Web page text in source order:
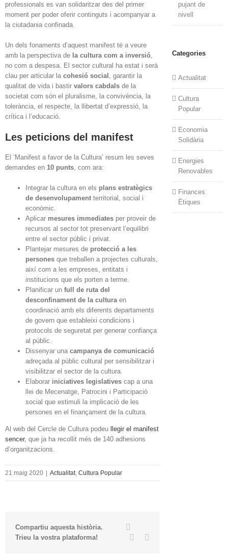
professionals es van solidaritzar des del primer
moment per poder oferir continguts i acompanyar a
la ciutadania confinada.
Un dels fonaments d’aquest manifest té a veure
amb la perspectiva de la cultura com a inversió,
no com a despesa. El sector cultural ha estat i serà
clau per articular lacohesió social , garantir la
qualitat de vida i bastir valors cabdals de la
societat com són el pluralisme, la convivència, la
tolerància, el respecte, la llibertat d’expressió, la
crítica i l’educació.
Les peticions del manifest
El ‘Manifest a favor de la Cultura’ resum les seves
demandes en 10 punts, com ara:
Integrar la cultura en els plans estratègics
de desenvolupament territorial, social i
econòmic.
Aplicar mesures immediates per proveir de
recursos al sector tot preservant l’equilibri
entre el sector públic i privat.
Plantejar mesures de protecció a les
persones que treballen a projectes culturals,
així com a les empreses, entitats i
institucions que els porten a terme.
Planificar un full de ruta del
desconfinament de la culturaen
coordinació amb els diferents departaments
de govern que estableixi condicions i
protocols de seguretat per generar confiança
al públic.
Dissenyar una campanya de comunicació
adreçada al públic cultural per sensibilitzar i
visibilitzar el sector de la cultura.
Elaborar iniciatives legislatives cap a una
llei de Mecenatge, Patrocini i Participació
social que estimuli la implicació de les
persones en el finançament de la cultura.
Al web del Cercle de Cultura podeu
llegir el manifest
sencer, que ja ha recollit més de 140 adhesions
d’organitzacions.
21 maig 2020 Actualitat, Cultura Popular
Compartiu aquesta història.
Trieu la vostra plataforma!
Linkedin
pujant de
nivell
Categories
Actualitat
Cultura
Popular
Economia
Solidària
Energies
Renovables
Finances
Ètiques